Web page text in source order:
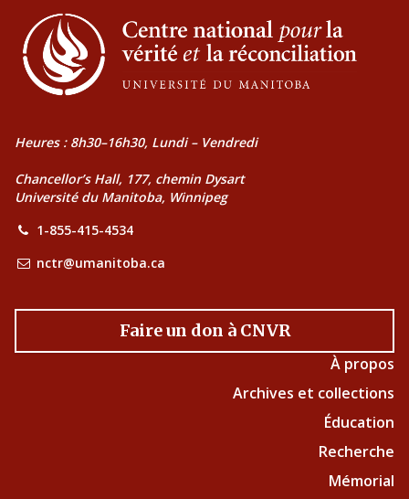
Heures : 8h30–16h30, Lundi – Vendredi
Chancellor’s Hall, 177, chemin Dysart
Université du Manitoba, Winnipeg
1-855-415-4534
nctr@umanitoba.ca
Faire un don à CNVR
À propos
Archives et collections
Éducation
Recherche
Mémorial